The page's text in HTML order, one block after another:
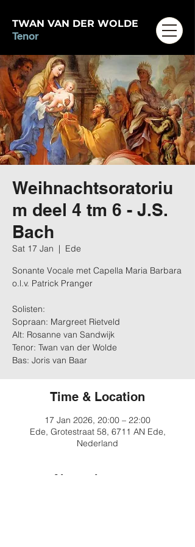
TWAN VAN DER WOLDE
Tenor
Weihnachtsoratoriu
m deel 4 tm 6 - J.S.
Bach
Sat 17 Jan
  |
Ede
Sonante Vocale met Capella Maria Barbara
o.l.v. Patrick Pranger
Solisten:
Sopraan: Margreet Rietveld
Alt: Rosanne van Sandwijk
Tenor: Twan van der Wolde
Bas: Joris van Baar
Time & Location
17 Jan 2026, 20:00 – 22:00
Ede, Grotestraat 58, 6711 AN Ede,
Nederland
About the event